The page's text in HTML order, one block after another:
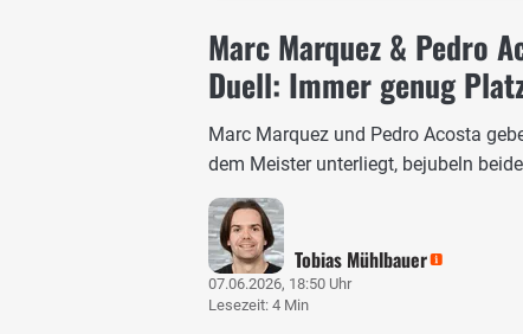
Marc Marquez & Pedro
Duell: Immer genug
Marc Marquez und Pedro Acosta
dem Meister unterliegt, bejubeln
Tobias Mühlbauer
07.06.2026, 18:50 Uhr
Lesezeit: 4 Min